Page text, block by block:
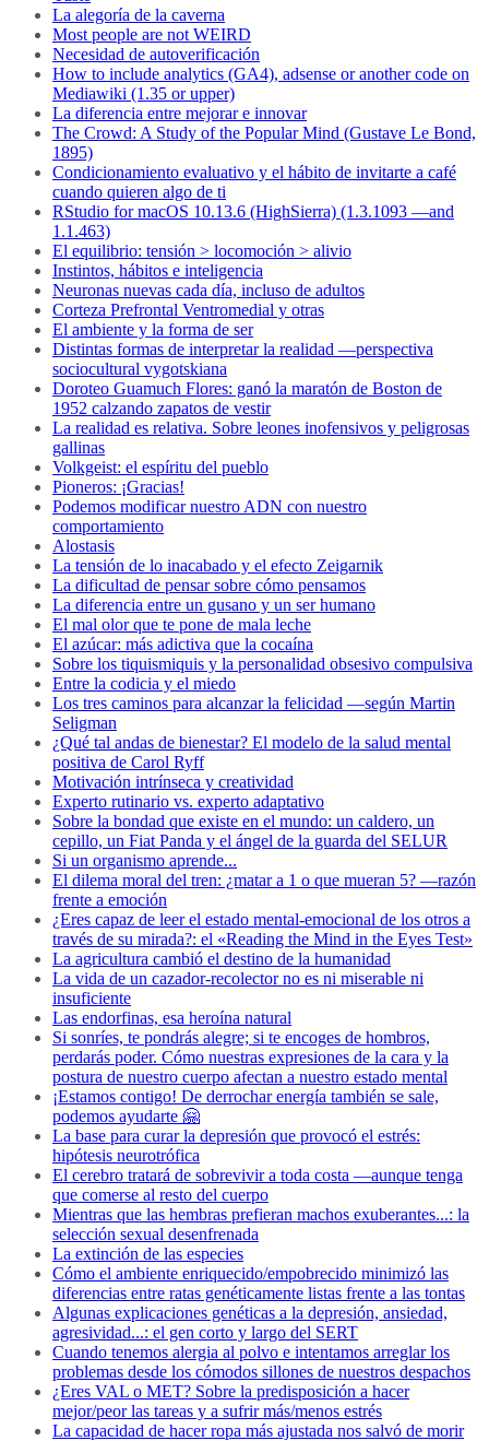
La alegoría de la caverna
Most people are not WEIRD
Necesidad de autoverificación
How to include analytics (GA4), adsense or another code on
Mediawiki (1.35 or upper)
La diferencia entre mejorar e innovar
The Crowd: A Study of the Popular Mind (Gustave Le Bond,
1895)
Condicionamiento evaluativo y el hábito de invitarte a café
cuando quieren algo de ti
RStudio for macOS 10.13.6 (HighSierra) (1.3.1093 —and
1.1.463)
El equilibrio: tensión > locomoción > alivio
Instintos, hábitos e inteligencia
Neuronas nuevas cada día, incluso de adultos
Corteza Prefrontal Ventromedial y otras
El ambiente y la forma de ser
Distintas formas de interpretar la realidad —perspectiva
sociocultural vygotskiana
Doroteo Guamuch Flores: ganó la maratón de Boston de
1952 calzando zapatos de vestir
La realidad es relativa. Sobre leones inofensivos y peligrosas
gallinas
Volkgeist: el espíritu del pueblo
Pioneros: ¡Gracias!
Podemos modificar nuestro ADN con nuestro
comportamiento
Alostasis
La tensión de lo inacabado y el efecto Zeigarnik
La dificultad de pensar sobre cómo pensamos
La diferencia entre un gusano y un ser humano
El mal olor que te pone de mala leche
El azúcar: más adictiva que la cocaína
Sobre los tiquismiquis y la personalidad obsesivo compulsiva
Entre la codicia y el miedo
Los tres caminos para alcanzar la felicidad —según Martin
Seligman
¿Qué tal andas de bienestar? El modelo de la salud mental
positiva de Carol Ryff
Motivación intrínseca y creatividad
Experto rutinario vs. experto adaptativo
Sobre la bondad que existe en el mundo: un caldero, un
cepillo, un Fiat Panda y el ángel de la guarda del SELUR
Si un organismo aprende...
El dilema moral del tren: ¿matar a 1 o que mueran 5? —razón
frente a emoción
¿Eres capaz de leer el estado mental-emocional de los otros a
través de su mirada?: el «Reading the Mind in the Eyes Test»
La agricultura cambió el destino de la humanidad
La vida de un cazador-recolector no es ni miserable ni
insuficiente
Las endorfinas, esa heroína natural
Si sonríes, te pondrás alegre; si te encoges de hombros,
perdarás poder. Cómo nuestras expresiones de la cara y la
postura de nuestro cuerpo afectan a nuestro estado mental
¡Estamos contigo! De derrochar energía también se sale,
podemos ayudarte 🤗
La base para curar la depresión que provocó el estrés:
hipótesis neurotrófica
El cerebro tratará de sobrevivir a toda costa —aunque tenga
que comerse al resto del cuerpo
Mientras que las hembras prefieran machos exuberantes...: la
selección sexual desenfrenada
La extinción de las especies
Cómo el ambiente enriquecido/empobrecido minimizó las
diferencias entre ratas genéticamente listas frente a las tontas
Algunas explicaciones genéticas a la depresión, ansiedad,
agresividad...: el gen corto y largo del SERT
Cuando tenemos alergia al polvo e intentamos arreglar los
problemas desde los cómodos sillones de nuestros despachos
¿Eres VAL o MET? Sobre la predisposición a hacer
mejor/peor las tareas y a sufrir más/menos estrés
La capacidad de hacer ropa más ajustada nos salvó de morir